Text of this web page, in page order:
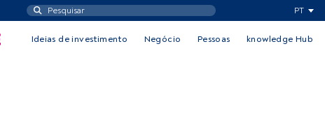
PT
Ideias de investimento Negócio Pessoas knowledge Hub